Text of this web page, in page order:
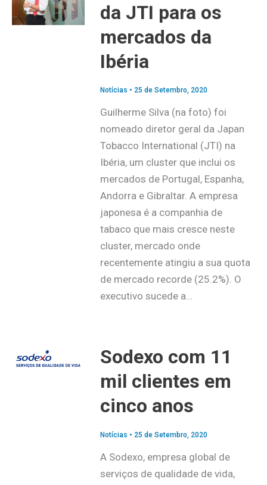
da JTI para os
mercados da
Ibéria
Notícias • 25 de Setembro, 2020
Guilherme Silva (na foto) foi
nomeado diretor geral da Japan
Tobacco International (JTI) na
Ibéria, um cluster que inclui os
mercados de Portugal, Espanha,
Andorra e Gibraltar. A empresa
japonesa é a companhia de
tabaco que mais cresce neste
cluster, mercado onde
recentemente atingiu a sua quota
de mercado recorde (25.2%). O
executivo sucede a…
Sodexo com 11
mil clientes em
cinco anos
Notícias • 25 de Setembro, 2020
A Sodexo, empresa global de
serviços de qualidade de vida,